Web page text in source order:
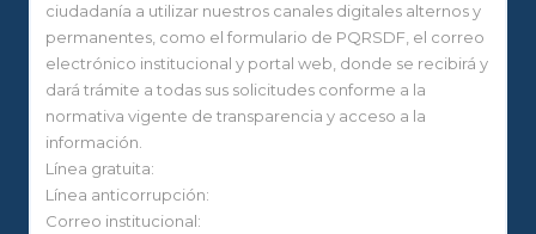
ciudadanía a utilizar nuestros canales digitales alternos y
permanentes, como el formulario de PQRSDF, el correo
electrónico institucional y portal web, donde se recibirá y
dará trámite a todas sus solicitudes conforme a la
normativa vigente de transparencia y acceso a la
información.
Línea gratuita:
Línea anticorrupción:
Correo institucional: